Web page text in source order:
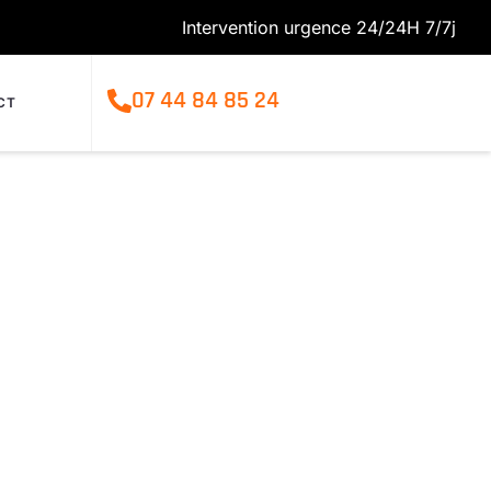
Intervention urgence 24/24H 7/7j
07 44 84 85 24